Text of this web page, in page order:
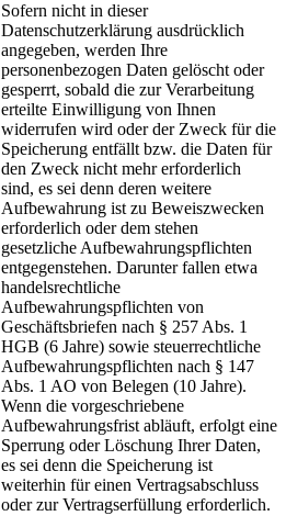
Sofern nicht in dieser
Datenschutzerklärung ausdrücklich
angegeben, werden Ihre
personenbezogen Daten gelöscht oder
gesperrt, sobald die zur Verarbeitung
erteilte Einwilligung von Ihnen
widerrufen wird oder der Zweck für die
Speicherung entfällt bzw. die Daten für
den Zweck nicht mehr erforderlich
sind, es sei denn deren weitere
Aufbewahrung ist zu Beweiszwecken
erforderlich oder dem stehen
gesetzliche Aufbewahrungspflichten
entgegenstehen. Darunter fallen etwa
handelsrechtliche
Aufbewahrungspflichten von
Geschäftsbriefen nach § 257 Abs. 1
HGB (6 Jahre) sowie steuerrechtliche
Aufbewahrungspflichten nach § 147
Abs. 1 AO von Belegen (10 Jahre).
Wenn die vorgeschriebene
Aufbewahrungsfrist abläuft, erfolgt eine
Sperrung oder Löschung Ihrer Daten,
es sei denn die Speicherung ist
weiterhin für einen Vertragsabschluss
oder zur Vertragserfüllung erforderlich.